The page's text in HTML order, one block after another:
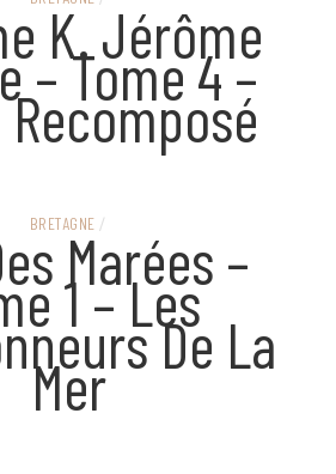
K. Jérôme
– Tome 4 –
Recomposé
BRETAGNE /
Marées –
1 – Les
De La
Mer